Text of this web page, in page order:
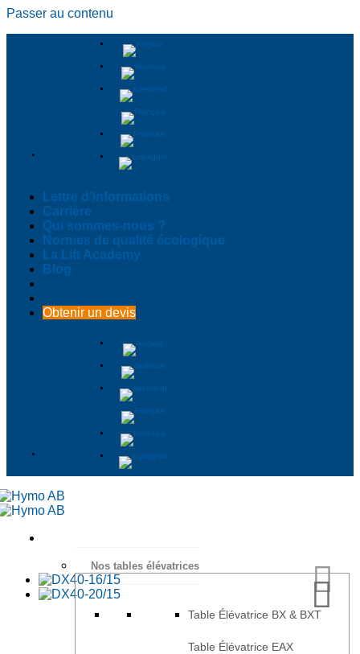
Passer au contenu
Lettre d’informations
Carrière
Qui sommes-nous ?
Normes de qualité écologique
La Lift Academy
Blog
Obtenir un devis
Nos tables élévatrices
Table Élévatrice BX & BXT
Table Élévatrice EAX